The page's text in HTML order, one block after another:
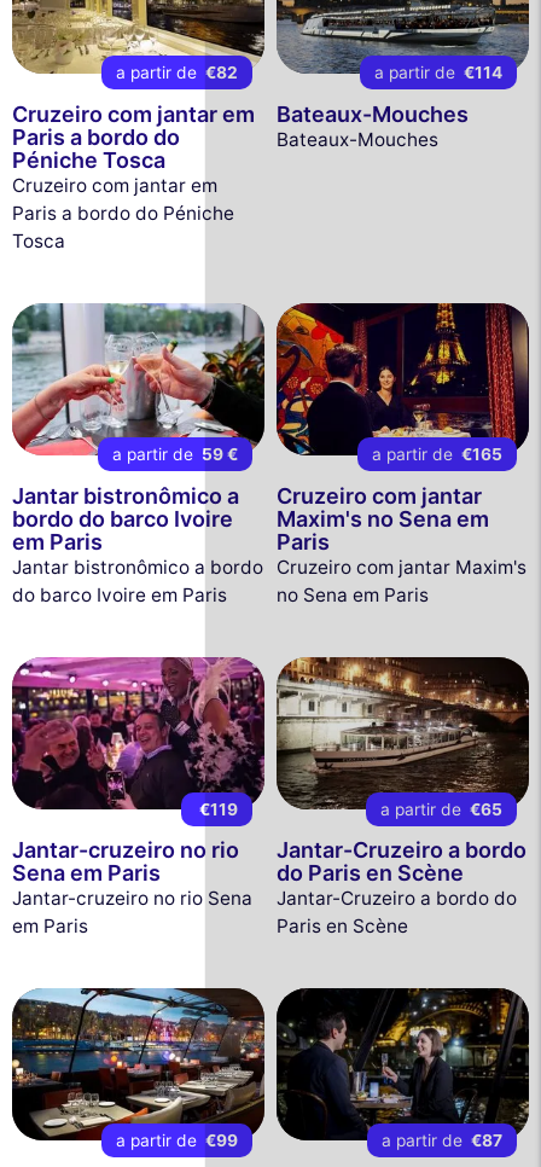
a partir de €82
Cruzeiro com jantar em
Paris a bordo do
Péniche Tosca
Cruzeiro com jantar em
Paris a bordo do Péniche
Tosca
a partir de €114
Bateaux-Mouches
Bateaux-Mouches
a partir de 59 €
Jantar bistronômico a
bordo do barco Ivoire
em Paris
Jantar bistronômico a bordo
do barco Ivoire em Paris
a partir de €165
Cruzeiro com jantar
Maxim's no Sena em
Paris
Cruzeiro com jantar Maxim's
no Sena em Paris
€119
Jantar-cruzeiro no rio
Sena em Paris
Jantar-cruzeiro no rio Sena
em Paris
a partir de €65
Jantar-Cruzeiro a bordo
do Paris en Scène
Jantar-Cruzeiro a bordo do
Paris en Scène
a partir de €99 a partir de €87